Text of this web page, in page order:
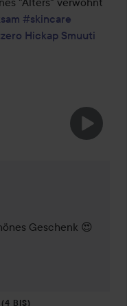
#skincare
Hickap Smuuti
Creator.lades 1 Tag
Geschenk 😍
BIS)